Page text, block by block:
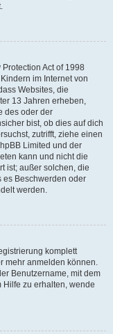
Act of 1998
im Internet von
Websites, die
13 Jahren erheben,
des oder der
bist, ob dies auf dich
zutrifft, ziehe einen
Limited und der
kann und nicht die
ist; außer solchen, die
es Beschwerden oder
werden.
komplett
mehr anmelden können.
Benutzername, mit dem
Hilfe zu erhalten, wende